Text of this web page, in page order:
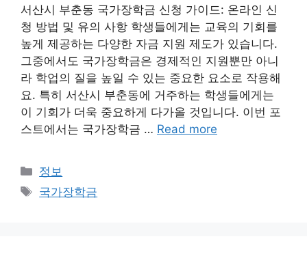
서산시 부춘동 국가장학금 신청 가이드: 온라인 신
청 방법 및 유의 사항 학생들에게는 교육의 기회를
높게 제공하는 다양한 자금 지원 제도가 있습니다.
그중에서도 국가장학금은 경제적인 지원뿐만 아니
라 학업의 질을 높일 수 있는 중요한 요소로 작용해
요. 특히 서산시 부춘동에 거주하는 학생들에게는
이 기회가 더욱 중요하게 다가올 것입니다. 이번 포
스트에서는 국가장학금 … Read more
카
테
정보
태
국가장학금